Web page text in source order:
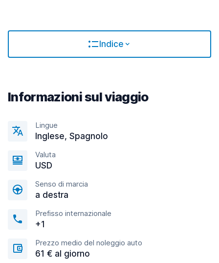
Indice
Informazioni sul viaggio
Lingue
Inglese, Spagnolo
Valuta
USD
Senso di marcia
a destra
Prefisso internazionale
+1
Prezzo medio del noleggio auto
61 € al giorno